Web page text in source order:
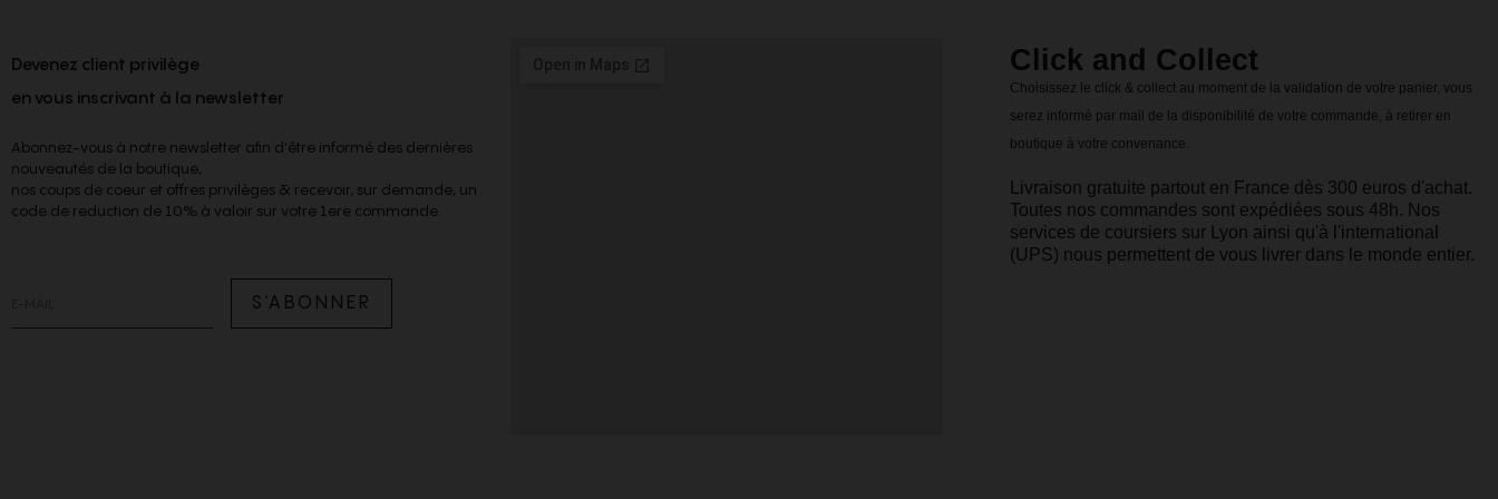
Devenez client privilège
en vous inscrivant à la newsletter
Abonnez-vous à notre newsletter afin d'être informé des dernières
nouveautés de la boutique,
nos coups de coeur et offres privilèges & recevoir, sur demande, un
code de reduction de 10% à valoir sur votre 1ere commande.
S’ABONNER
Click and Collect
Choisissez le click & collect au moment de la validation de votre panier, vous
serez informé par mail de la disponibilité de votre commande, à retirer en
boutique à votre convenance.
Livraison gratuite partout en France dès 300 euros d'achat.
Toutes nos commandes sont expédiées sous 48h. Nos
services de coursiers sur Lyon ainsi qu'à l'international
(UPS) nous permettent de vous livrer dans le monde entier.